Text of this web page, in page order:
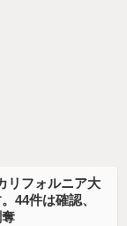
リフォルニア大
44件は確認、